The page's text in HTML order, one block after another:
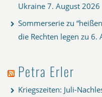
Ukraine 7. August 2026
Sommerserie zu
die Rechten legen zu 6.
Petra Erler
Kriegszeiten: Juli-